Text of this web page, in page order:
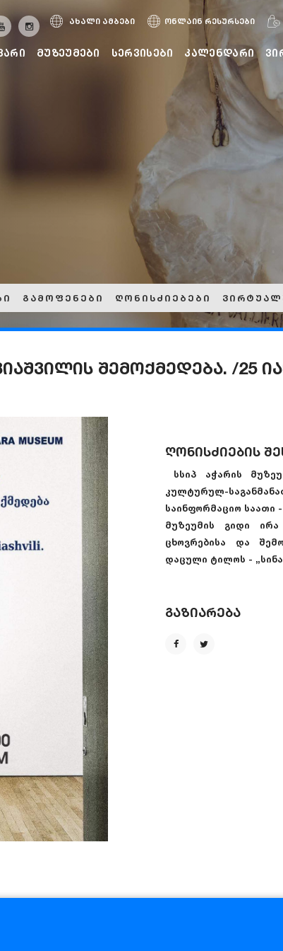
ახალი ამბები ონლაინ რესურსები
მუზეუმები სერვისები კალენდარი
გამოფენები ღონისძიებები
შემოქმედება. /25
ღონისძიების
სსიპ აჭარის
კულტურულ-
საინფორმაციო საათი
მუზეუმის გიდი ირა
ცხოვრებისა და
დაცული ტილოს -
გაზიარება